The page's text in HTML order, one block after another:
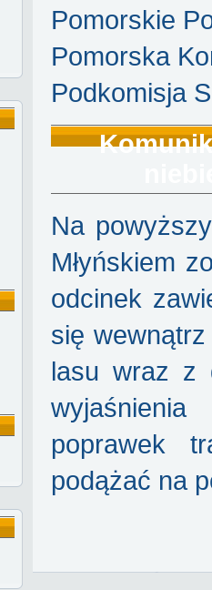
Pomorskie
Pomorska
Podkomisja
Na
Młyńskiem
odcinek
się
lasu wraz z
poprawek
podążać na